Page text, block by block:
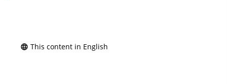
This content in English